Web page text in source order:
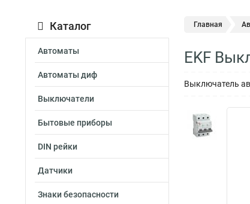
Каталог
Автоматы
Автоматы диф
Выключатели
Бытовые приборы
DIN рейки
Датчики
Знаки безопасности
Главная
EKF
Выключатель